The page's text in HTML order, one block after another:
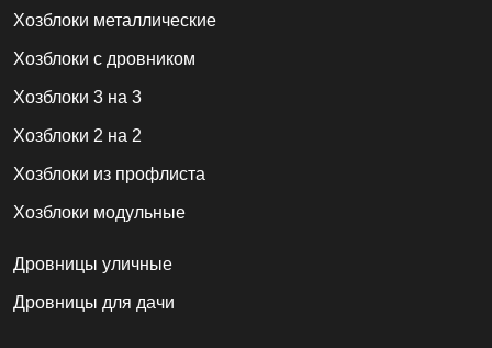
Хозблоки металлические
Хозблоки с дровником
Хозблоки 3 на 3
Хозблоки 2 на 2
Хозблоки из профлиста
Хозблоки модульные
Дровницы уличные
Дровницы для дачи